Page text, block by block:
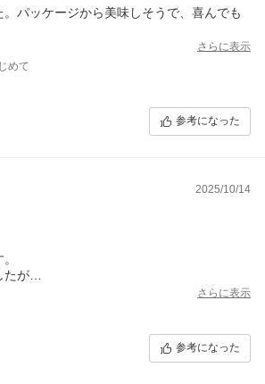
パッケージから美味しそうで、喜んでも
さらに表示
めて
参考になった
2025/10/14
たが
さらに表示
参考になった